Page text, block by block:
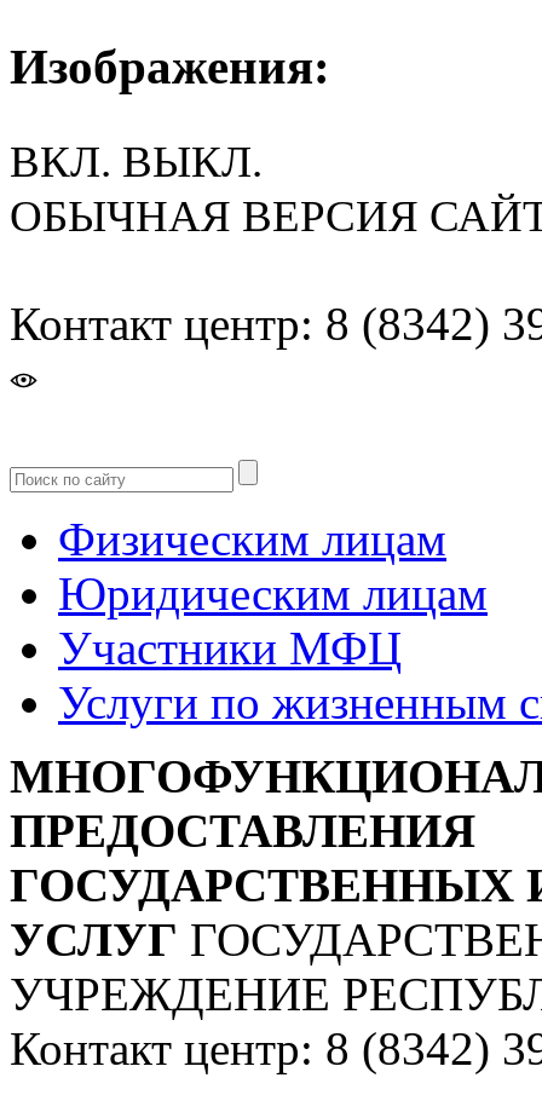
Изображения:
ВКЛ. ВЫКЛ.
ОБЫЧНАЯ ВЕРСИЯ
Контакт центр: 8 (8342)
Физическим лицам
Юридическим лицам
Участники МФЦ
Услуги по жизненным
ПРЕДОСТАВЛЕНИЯ
УСЛУГ
УЧРЕЖДЕНИЕ
Контакт центр: 8 (8342)